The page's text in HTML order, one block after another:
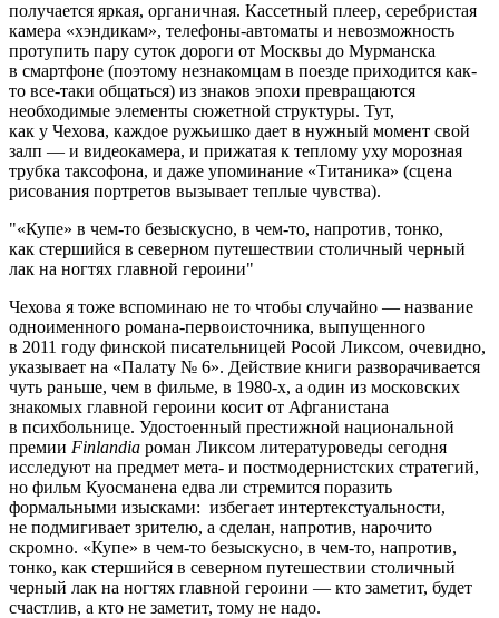
получается яркая, органичная. Кассетный плеер, серебристая
камера «хэндикам», телефоны-автоматы и невозможность
протупить пару суток дороги от Москвы до Мурманска
в смартфоне (поэтому незнакомцам в поезде приходится как-
то все-таки общаться) из знаков эпохи превращаются
необходимые элементы сюжетной структуры. Тут,
как у Чехова, каждое ружьишко дает в нужный момент свой
залп — и видеокамера, и прижатая к теплому уху морозная
трубка таксофона, и даже упоминание «Титаника» (сцена
рисования портретов вызывает теплые чувства).
«Купе» в чем-то безыскусно, в чем-то, напротив, тонко,
как стершийся в северном путешествии столичный черный
лак на ногтях главной героини
Чехова я тоже вспоминаю не то чтобы случайно — название
одноименного романа-первоисточника, выпущенного
в 2011 году финской писательницей Росой Ликсом, очевидно,
указывает на «Палату № 6». Действие книги разворачивается
чуть раньше, чем в фильме, в 1980-х, а один из московских
знакомых главной героини косит от Афганистана
в психбольнице. Удостоенный престижной национальной
премии Finlandia роман Ликсом литературоведы сегодня
исследуют на предмет мета- и постмодернистских стратегий,
но фильм Куосманена едва ли стремится поразить
формальными изысками: избегает интертекстуальности,
не подмигивает зрителю, а сделан, напротив, нарочито
скромно. «Купе» в чем-то безыскусно, в чем-то, напротив,
тонко, как стершийся в северном путешествии столичный
черный лак на ногтях главной героини — кто заметит, будет
счастлив, а кто не заметит, тому не надо.